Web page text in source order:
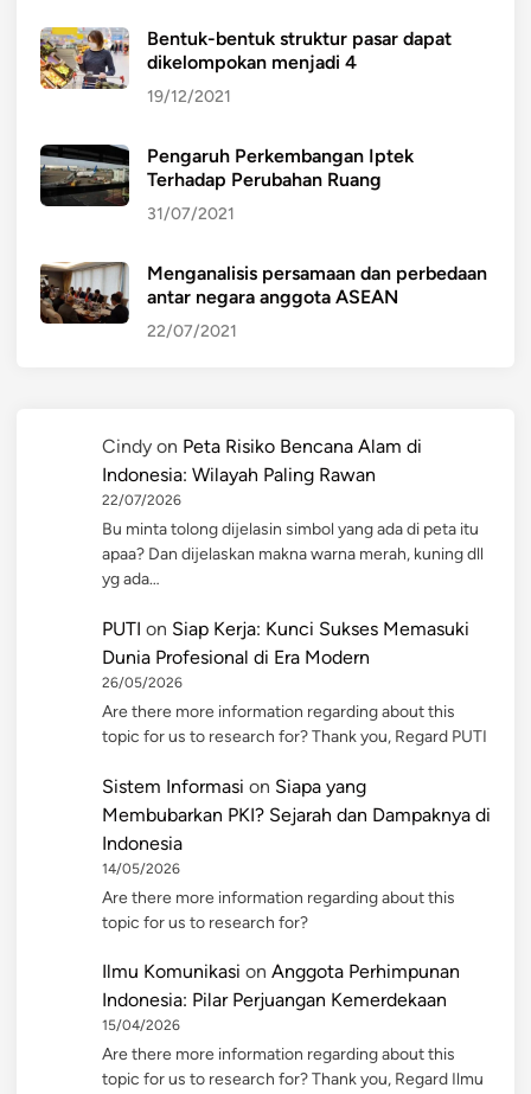
Bentuk-bentuk struktur pasar dapat
dikelompokan menjadi 4
19/12/2021
Pengaruh Perkembangan Iptek
Terhadap Perubahan Ruang
31/07/2021
Menganalisis persamaan dan perbedaan
antar negara anggota ASEAN
22/07/2021
Cindy on Peta Risiko Bencana Alam di
Indonesia: Wilayah Paling Rawan
22/07/2026
Bu minta tolong dijelasin simbol yang ada di peta itu
apaa? Dan dijelaskan makna warna merah, kuning dll
yg ada…
PUTI on Siap Kerja: Kunci Sukses Memasuki
Dunia Profesional di Era Modern
26/05/2026
Are there more information regarding about this
topic for us to research for? Thank you, Regard PUTI
Sistem Informasi on Siapa yang
Membubarkan PKI? Sejarah dan Dampaknya di
Indonesia
14/05/2026
Are there more information regarding about this
topic for us to research for?
Ilmu Komunikasi on Anggota Perhimpunan
Indonesia: Pilar Perjuangan Kemerdekaan
15/04/2026
Are there more information regarding about this
topic for us to research for? Thank you, Regard Ilmu